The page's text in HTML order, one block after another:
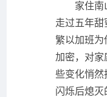
家住南山
走过五年甜
繁以加班为
加密，对家
些变化悄然
闪烁后熄